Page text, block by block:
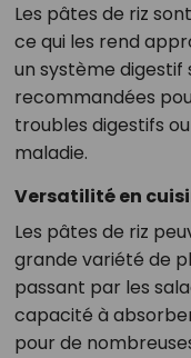
Les pâtes de riz
ce qui les rend
un système digestif
recommandées
troubles digestifs
maladie.
Versatilité en
Les pâtes de riz
grande variété de
passant par les
capacité à
pour de